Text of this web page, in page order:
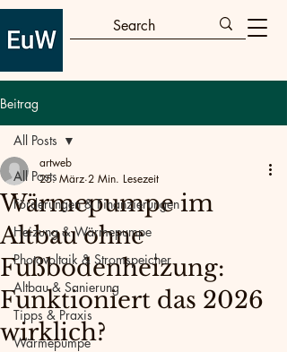
Beitrag
All Posts
Förderungen & Finanzierungen
Heizung & Wärmepumpe
Photovoltaik & Stromspeicher
Altbau & Sanierung
Tipps & Praxis
Wärmepumpe
All Posts
Wärmepumpe im
Altbau ohne
Fußbodenheizung:
Funktioniert das 2026
wirklich?
artweb
25. März 2 Min. Lesezeit